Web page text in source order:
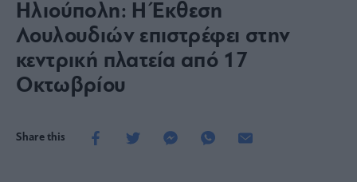
Ηλιούπολη: Η Έκθεση
Λουλουδιών επιστρέφει στην
κεντρική πλατεία από 17
Οκτωβρίου
Share this